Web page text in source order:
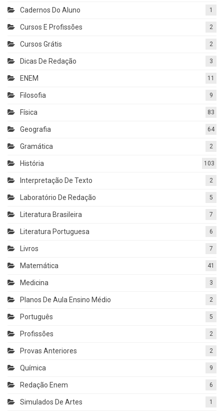
Cadernos Do Aluno 1
Cursos E Profissões 2
Cursos Grátis 2
Dicas De Redação 3
ENEM 11
Filosofia 9
Física 83
Geografia 64
Gramática 2
História 103
Interpretação De Texto 2
Laboratório De Redação 5
Literatura Brasileira 7
Literatura Portuguesa 6
Livros 7
Matemática 41
Medicina 3
Planos De Aula Ensino Médio 2
Português 5
Profissões 2
Provas Anteriores 2
Química 9
Redação Enem 6
Simulados De Artes 1